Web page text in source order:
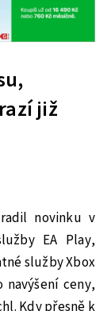
již
novinku v
EA Play,
služby Xbox
navýšení ceny,
Kdy přesně k